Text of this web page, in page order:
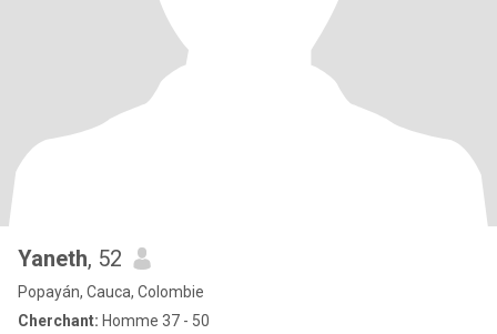
Yaneth, 52
Popayán, Cauca, Colombie
Cherchant: Homme 37 - 50